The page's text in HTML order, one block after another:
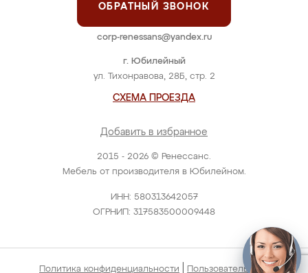
2015 - 2026 © Ренессанс.
Мебель от производителя в Юбилейном.
ИНН: 580313642057
ОГРНИП: 317583500009448
г. Юбилейный
ул. Тихонравова, 28Б, стр. 2
СХЕМА ПРОЕЗДА
Добавить в избранное
ОБРАТНЫЙ ЗВОНОК
corp-renessans@yandex.ru
Политика конфиденциальности Пользовательское